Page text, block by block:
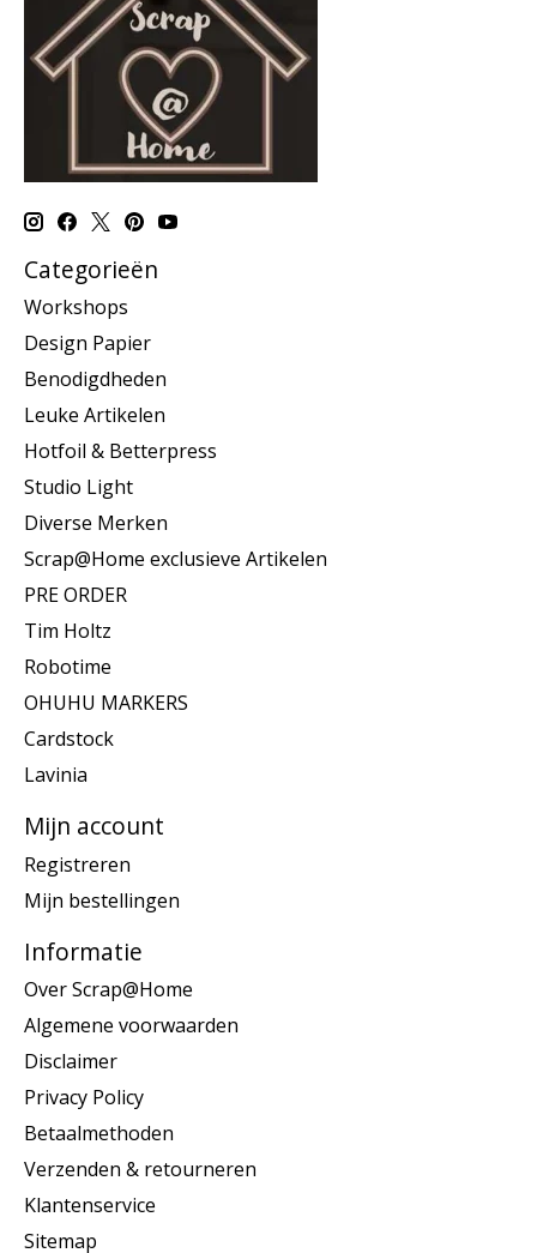
Categorieën
Workshops
Design Papier
Benodigdheden
Leuke Artikelen
Hotfoil & Betterpress
Studio Light
Diverse Merken
Scrap@Home exclusieve Artikelen
PRE ORDER
Tim Holtz
Robotime
OHUHU MARKERS
Cardstock
Lavinia
Mijn account
Registreren
Mijn bestellingen
Informatie
Over Scrap@Home
Algemene voorwaarden
Disclaimer
Privacy Policy
Betaalmethoden
Verzenden & retourneren
Klantenservice
Sitemap